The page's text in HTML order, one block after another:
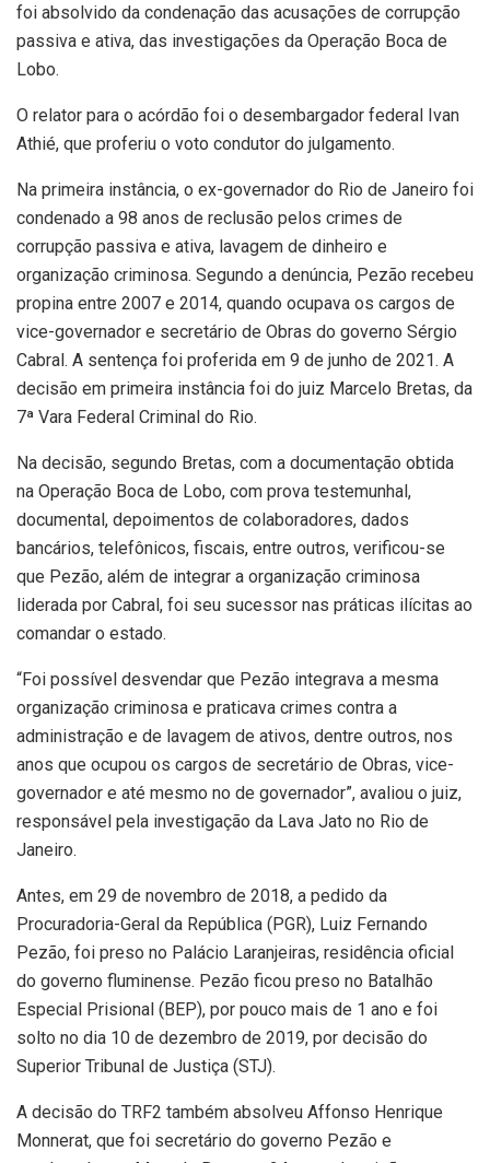
foi absolvido da condenação das acusações de corrupção
passiva e ativa, das investigações da Operação Boca de
Lobo.
O relator para o acórdão foi o desembargador federal Ivan
Athié, que proferiu o voto condutor do julgamento.
Na primeira instância, o ex-governador do Rio de Janeiro foi
condenado a 98 anos de reclusão pelos crimes de
corrupção passiva e ativa, lavagem de dinheiro e
organização criminosa. Segundo a denúncia, Pezão recebeu
propina entre 2007 e 2014, quando ocupava os cargos de
vice-governador e secretário de Obras do governo Sérgio
Cabral. A sentença foi proferida em 9 de junho de 2021. A
decisão em primeira instância foi do juiz Marcelo Bretas, da
7ª Vara Federal Criminal do Rio.
Na decisão, segundo Bretas, com a documentação obtida
na Operação Boca de Lobo, com prova testemunhal,
documental, depoimentos de colaboradores, dados
bancários, telefônicos, fiscais, entre outros, verificou-se
que Pezão, além de integrar a organização criminosa
liderada por Cabral, foi seu sucessor nas práticas ilícitas ao
comandar o estado.
“Foi possível desvendar que Pezão integrava a mesma
organização criminosa e praticava crimes contra a
administração e de lavagem de ativos, dentre outros, nos
anos que ocupou os cargos de secretário de Obras, vice-
governador e até mesmo no de governador”, avaliou o juiz,
responsável pela investigação da Lava Jato no Rio de
Janeiro.
Antes, em 29 de novembro de 2018, a pedido da
Procuradoria-Geral da República (PGR), Luiz Fernando
Pezão, foi preso no Palácio Laranjeiras, residência oficial
do governo fluminense. Pezão ficou preso no Batalhão
Especial Prisional (BEP), por pouco mais de 1 ano e foi
solto no dia 10 de dezembro de 2019, por decisão do
Superior Tribunal de Justiça (STJ).
A decisão do TRF2 também absolveu Affonso Henrique
Monnerat, que foi secretário do governo Pezão e